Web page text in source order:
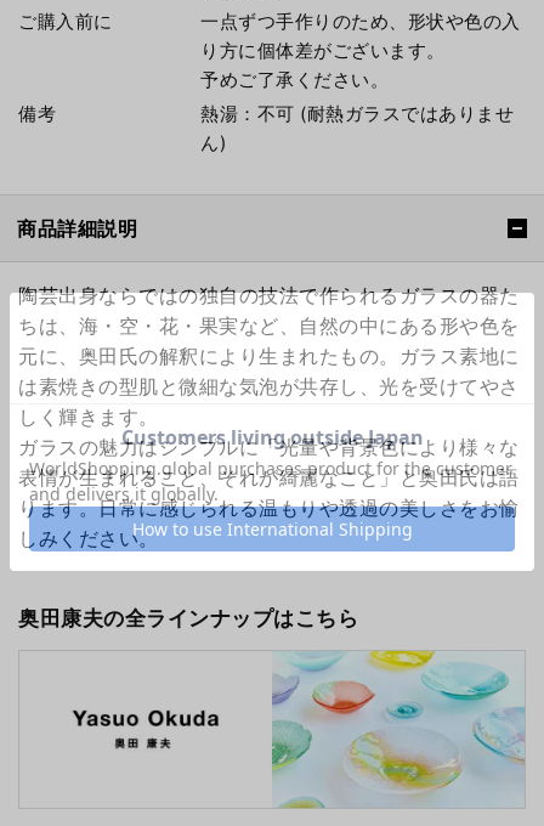
ご購入前に
一点ずつ手作りのため、形状や色の入
り方に個体差がございます。
予めご了承ください。
備考
熱湯：不可 (耐熱ガラスではありませ
ん)
商品詳細説明
陶芸出身ならではの独自の技法で作られるガラスの器た
ちは、海・空・花・果実など、自然の中にある形や色を
元に、奥田氏の解釈により生まれたもの。ガラス素地に
は素焼きの型肌と微細な気泡が共存し、光を受けてやさ
しく輝きます。
ガラスの魅力はシンプルに「光量や背景色により様々な
表情が生まれること、それが綺麗なこと」と奥田氏は語
ります。日常に感じられる温もりや透過の美しさをお愉
しみください。
奥田康夫の全ラインナップはこちら